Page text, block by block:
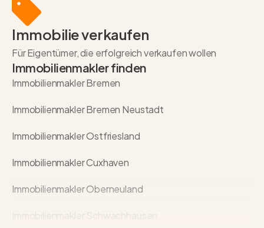
Immobilie verkaufen
Für Eigentümer, die erfolgreich verkaufen wollen
Immobilienmakler finden
Immobilienmakler Bremen
Immobilienmakler Bremen Neustadt
Immobilienmakler Ostfriesland
Immobilienmakler Cuxhaven
Immobilienmakler Oberneuland